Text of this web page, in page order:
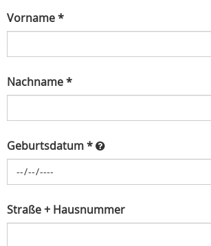
Vorname *
Nachname *
Geburtsdatum *
Straße + Hausnummer